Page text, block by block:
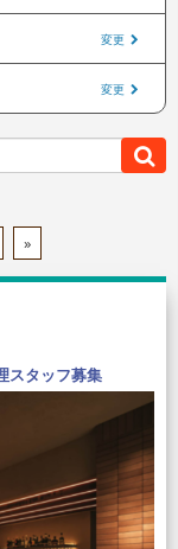
変更
変更
»
スタッフ募集